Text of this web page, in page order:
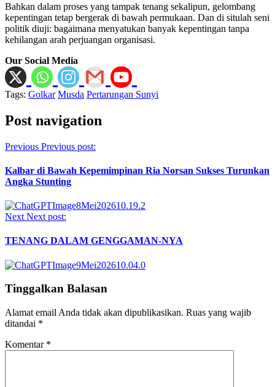
Bahkan dalam proses yang tampak tenang sekalipun, gelombang
kepentingan tetap bergerak di bawah permukaan. Dan di situlah seni
politik diuji: bagaimana menyatukan banyak kepentingan tanpa
kehilangan arah perjuangan organisasi.
Our Social Media
Tags: Golkar Musda Pertarungan Sunyi
Post navigation
Previous Previous post:
Kalbar di Bawah Kepemimpinan Ria Norsan Sukses Turunkan
Angka Stunting
Next Next post:
TENANG DALAM GENGGAMAN-NYA
Tinggalkan Balasan
Alamat email Anda tidak akan dipublikasikan. Ruas yang wajib
ditandai *
Komentar *